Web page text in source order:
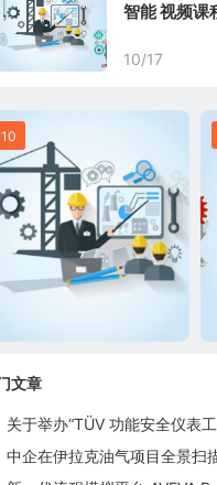
智能 视频课
10/17
10
文章
关于举办“TÜV 功能安全仪表
中企在伊拉克油气项目全景扫描：从